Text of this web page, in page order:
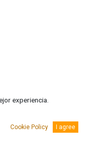
experiencia.
Cookie Policy I agree